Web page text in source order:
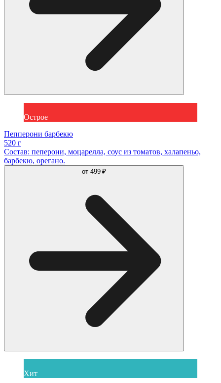
Острое
Пепперони барбекю
520 г
Состав: пеперони, моцарелла, соус из томатов, халапеньо,
барбекю, орегано.
от 499 ₽
Хит